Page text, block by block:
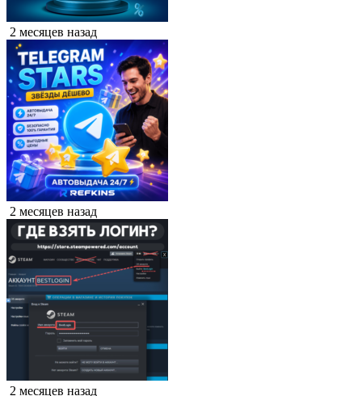
2 месяцев назад
2 месяцев назад
2 месяцев назад